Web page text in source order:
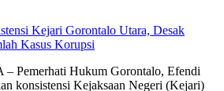
Kejari Gorontalo Utara, Desak
Kasus Korupsi
Pemerhati Hukum Gorontalo, Efendi
konsistensi Kejaksaan Negeri (Kejari)